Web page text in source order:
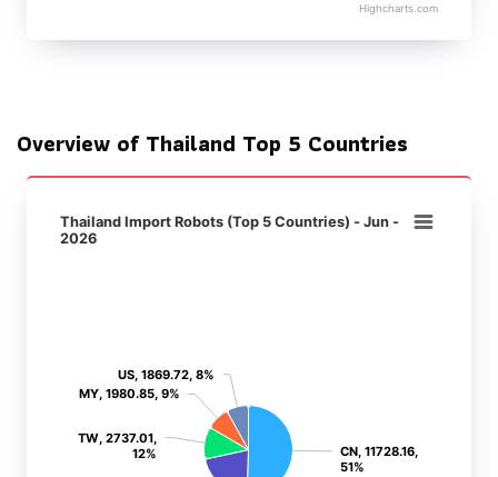
Highcharts.com
Overview of Thailand Top 5 Countries
Thailand Import Robots (Top 5 Countries) - Jun - 2026
Pie chart with 5 slices.
Thailand Import Robots (Top 5 Countries) - Jun -
2026
CN, 11728.16,
51%
CN, 11728.16,
51%
TW, 2737.01,
12%
TW, 2737.01,
12%
MY, 1980.85, 9%
MY, 1980.85, 9%
US, 1869.72, 8%
US, 1869.72, 8%